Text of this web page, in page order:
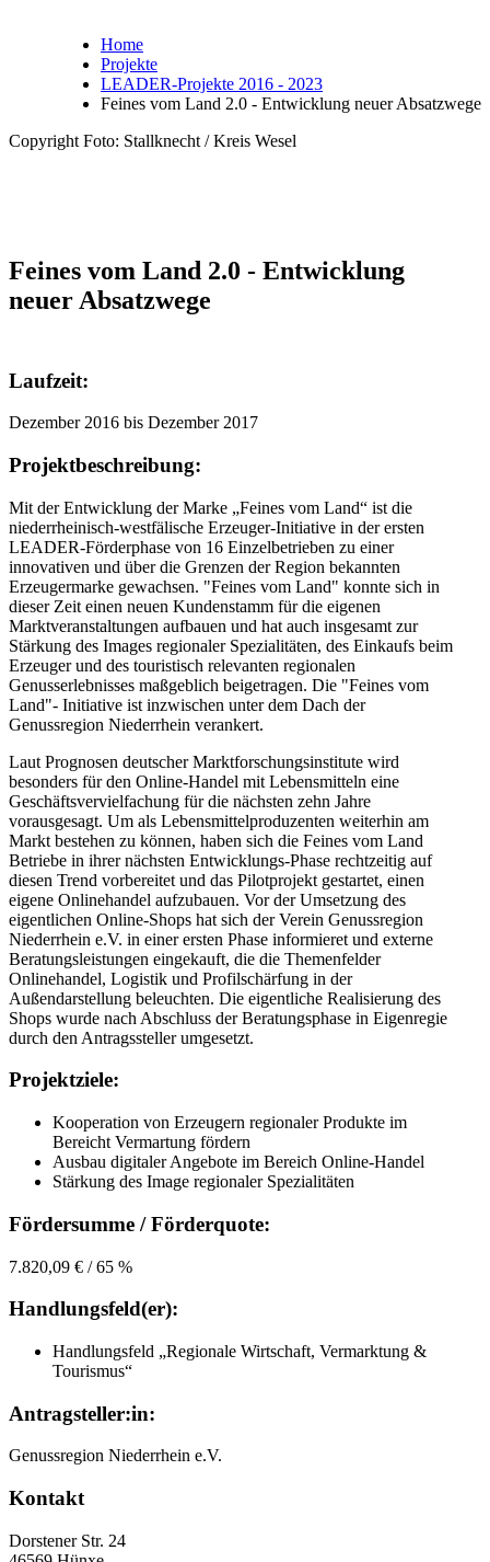
Home
Projekte
LEADER-Projekte 2016 - 2023
Feines vom Land 2.0 - Entwicklung neuer Absatzwege
Copyright Foto: Stallknecht / Kreis Wesel
Feines vom Land 2.0 - Entwicklung
neuer Absatzwege
Laufzeit:
Dezember 2016 bis Dezember 2017
Projektbeschreibung:
Mit der Entwicklung der Marke „Feines vom Land“ ist die
niederrheinisch-westfälische Erzeuger-Initiative in der ersten
LEADER-Förderphase von 16 Einzelbetrieben zu einer
innovativen und über die Grenzen der Region bekannten
Erzeugermarke gewachsen. "Feines vom Land" konnte sich in
dieser Zeit einen neuen Kundenstamm für die eigenen
Marktveranstaltungen aufbauen und hat auch insgesamt zur
Stärkung des Images regionaler Spezialitäten, des Einkaufs beim
Erzeuger und des touristisch relevanten regionalen
Genusserlebnisses maßgeblich beigetragen. Die "Feines vom
Land"- Initiative ist inzwischen unter dem Dach der
Genussregion Niederrhein verankert.
Laut Prognosen deutscher Marktforschungsinstitute wird
besonders für den Online-Handel mit Lebensmitteln eine
Geschäftsvervielfachung für die nächsten zehn Jahre
vorausgesagt. Um als Lebensmittelproduzenten weiterhin am
Markt bestehen zu können, haben sich die Feines vom Land
Betriebe in ihrer nächsten Entwicklungs-Phase rechtzeitig auf
diesen Trend vorbereitet und das Pilotprojekt gestartet, einen
eigene Onlinehandel aufzubauen. Vor der Umsetzung des
eigentlichen Online-Shops hat sich der Verein Genussregion
Niederrhein e.V. in einer ersten Phase informieret und externe
Beratungsleistungen eingekauft, die die Themenfelder
Onlinehandel, Logistik und Profilschärfung in der
Außendarstellung beleuchten. Die eigentliche Realisierung des
Shops wurde nach Abschluss der Beratungsphase in Eigenregie
durch den Antragssteller umgesetzt.
Projektziele:
Kooperation von Erzeugern regionaler Produkte im
Bereicht Vermartung fördern
Ausbau digitaler Angebote im Bereich Online-Handel
Stärkung des Image regionaler Spezialitäten
Fördersumme / Förderquote:
7.820,09 € / 65 %
Handlungsfeld(er):
Handlungsfeld „Regionale Wirtschaft, Vermarktung &
Tourismus“
Antragsteller:in:
Genussregion Niederrhein e.V.
Kontakt
Dorstener Str. 24